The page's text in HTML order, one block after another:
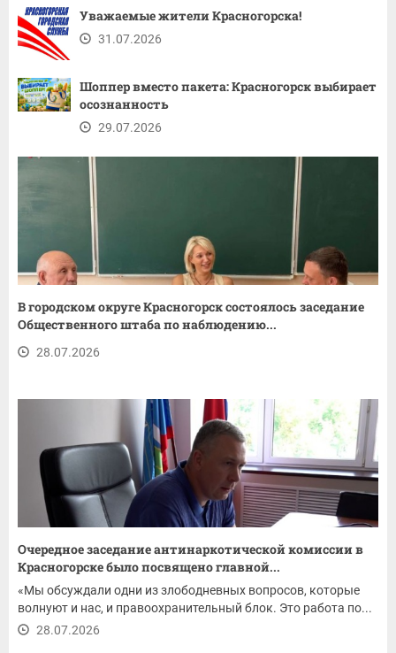
Уважаемые жители Красногорска!
31.07.2026
Шоппер вместо пакета: Красногорск выбирает
осознанность
29.07.2026
В городском округе Красногорск состоялось заседание
Общественного штаба по наблюдению...
28.07.2026
Очередное заседание антинаркотической комиссии в
Красногорске было посвящено главной...
«Мы обсуждали одни из злободневных вопросов, которые
волнуют и нас, и правоохранительный блок. Это работа по...
28.07.2026